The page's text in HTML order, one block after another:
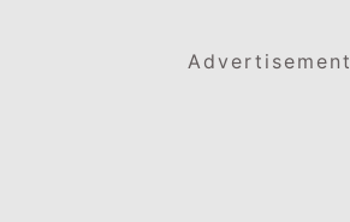
Advertisement